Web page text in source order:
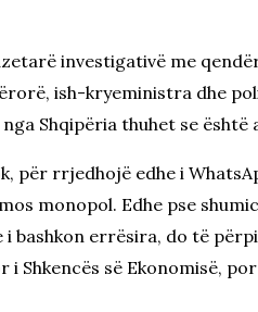
investigativë me
ish-kryeministra dhe
Shqipëria thuhet se është
për rrjedhojë edhe i
monopol. Edhe pse shumica
bashkon errësira, do të
i Shkencës së Ekonomisë,